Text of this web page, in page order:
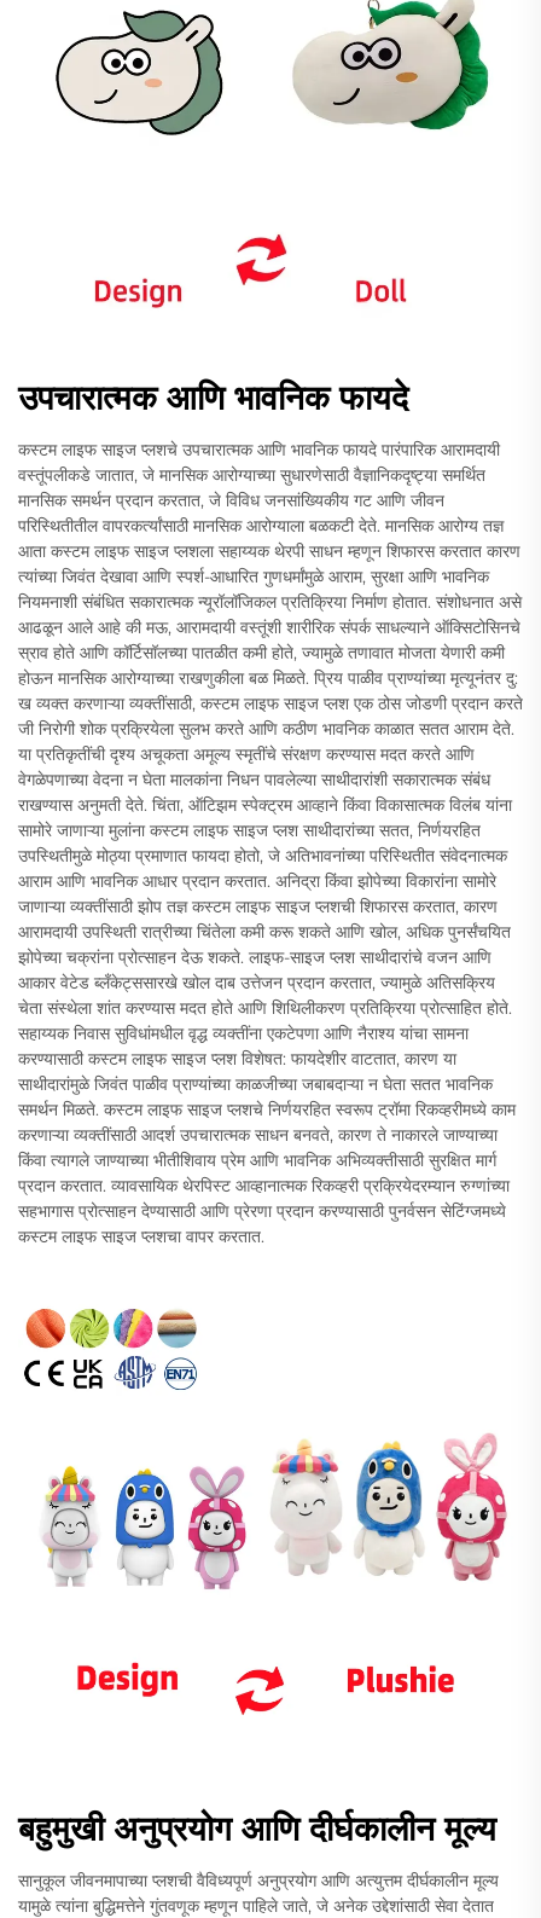
उपचारात्मक आणि भावनिक फायदे
कस्टम लाइफ साइज प्लशचे उपचारात्मक आणि भावनिक फायदे पारंपारिक आरामदायी
वस्तूंपलीकडे जातात, जे मानसिक आरोग्याच्या सुधारणेसाठी वैज्ञानिकदृष्ट्या समर्थित
मानसिक समर्थन प्रदान करतात, जे विविध जनसांख्यिकीय गट आणि जीवन
परिस्थितीतील वापरकर्त्यांसाठी मानसिक आरोग्याला बळकटी देते. मानसिक आरोग्य तज्ञ
आता कस्टम लाइफ साइज प्लशला सहाय्यक थेरपी साधन म्हणून शिफारस करतात कारण
त्यांच्या जिवंत देखावा आणि स्पर्श-आधारित गुणधर्मांमुळे आराम, सुरक्षा आणि भावनिक
नियमनाशी संबंधित सकारात्मक न्यूरॉलॉजिकल प्रतिक्रिया निर्माण होतात. संशोधनात असे
आढळून आले आहे की मऊ, आरामदायी वस्तूंशी शारीरिक संपर्क साधल्याने ऑक्सिटोसिनचे
स्राव होते आणि कॉर्टिसॉलच्या पातळीत कमी होते, ज्यामुळे तणावात मोजता येणारी कमी
होऊन मानसिक आरोग्याच्या राखणुकीला बळ मिळते. प्रिय पाळीव प्राण्यांच्या मृत्यूनंतर दु:
ख व्यक्त करणाऱ्या व्यक्तींसाठी, कस्टम लाइफ साइज प्लश एक ठोस जोडणी प्रदान करते
जी निरोगी शोक प्रक्रियेला सुलभ करते आणि कठीण भावनिक काळात सतत आराम देते.
या प्रतिकृतींची दृश्य अचूकता अमूल्य स्मृतींचे संरक्षण करण्यास मदत करते आणि
वेगळेपणाच्या वेदना न घेता मालकांना निधन पावलेल्या साथीदारांशी सकारात्मक संबंध
राखण्यास अनुमती देते. चिंता, ऑटिझम स्पेक्ट्रम आव्हाने किंवा विकासात्मक विलंब यांना
सामोरे जाणाऱ्या मुलांना कस्टम लाइफ साइज प्लश साथीदारांच्या सतत, निर्णयरहित
उपस्थितीमुळे मोठ्या प्रमाणात फायदा होतो, जे अतिभावनांच्या परिस्थितीत संवेदनात्मक
आराम आणि भावनिक आधार प्रदान करतात. अनिद्रा किंवा झोपेच्या विकारांना सामोरे
जाणाऱ्या व्यक्तींसाठी झोप तज्ञ कस्टम लाइफ साइज प्लशची शिफारस करतात, कारण
आरामदायी उपस्थिती रात्रीच्या चिंतेला कमी करू शकते आणि खोल, अधिक पुनर्संचयित
झोपेच्या चक्रांना प्रोत्साहन देऊ शकते. लाइफ-साइज प्लश साथीदारांचे वजन आणि
आकार वेटेड ब्लँकेट्ससारखे खोल दाब उत्तेजन प्रदान करतात, ज्यामुळे अतिसक्रिय
चेता संस्थेला शांत करण्यास मदत होते आणि शिथिलीकरण प्रतिक्रिया प्रोत्साहित होते.
सहाय्यक निवास सुविधांमधील वृद्ध व्यक्तींना एकटेपणा आणि नैराश्य यांचा सामना
करण्यासाठी कस्टम लाइफ साइज प्लश विशेषत: फायदेशीर वाटतात, कारण या
साथीदारांमुळे जिवंत पाळीव प्राण्यांच्या काळजीच्या जबाबदाऱ्या न घेता सतत भावनिक
समर्थन मिळते. कस्टम लाइफ साइज प्लशचे निर्णयरहित स्वरूप ट्रॉमा रिकव्हरीमध्ये काम
करणाऱ्या व्यक्तींसाठी आदर्श उपचारात्मक साधन बनवते, कारण ते नाकारले जाण्याच्या
किंवा त्यागले जाण्याच्या भीतीशिवाय प्रेम आणि भावनिक अभिव्यक्तीसाठी सुरक्षित मार्ग
प्रदान करतात. व्यावसायिक थेरपिस्ट आव्हानात्मक रिकव्हरी प्रक्रियेदरम्यान रुग्णांच्या
सहभागास प्रोत्साहन देण्यासाठी आणि प्रेरणा प्रदान करण्यासाठी पुनर्वसन सेटिंग्जमध्ये
कस्टम लाइफ साइज प्लशचा वापर करतात.
बहुमुखी अनुप्रयोग आणि दीर्घकालीन मूल्य
सानुकूल जीवनमापाच्या प्लशची वैविध्यपूर्ण अनुप्रयोग आणि अत्युत्तम दीर्घकालीन मूल्य
यामुळे त्यांना बुद्धिमत्तेने गुंतवणूक म्हणून पाहिले जाते, जे अनेक उद्देशांसाठी सेवा देतात